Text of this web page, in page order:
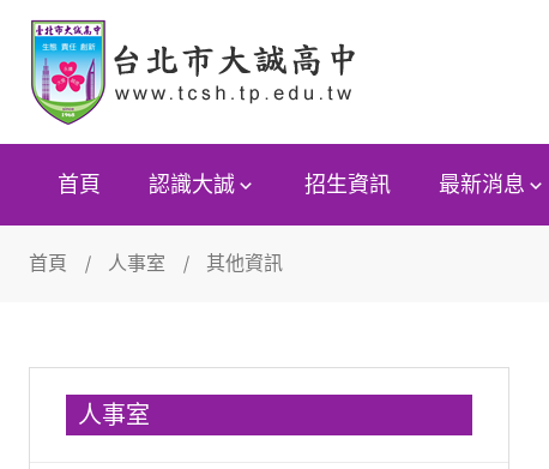
首頁 認識大誠 招生資訊 最新消息
首頁 人事室 其他資訊
人事室